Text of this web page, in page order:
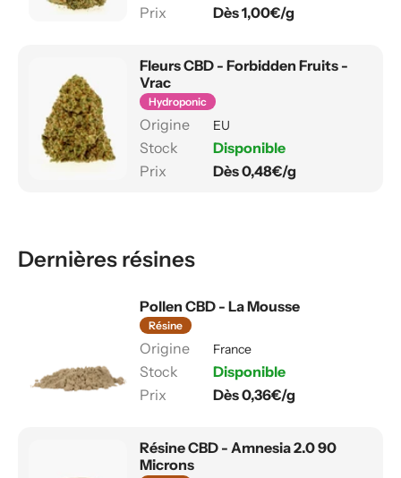
Dès 1,00€/g
Fleurs CBD - Forbidden Fruits -
Vrac
Hydroponic
EU
Disponible
Dès 0,48€/g
Dernières résines
Pollen CBD - La Mousse
Résine
France
Disponible
Dès 0,36€/g
Résine CBD - Amnesia 2.0 90
Microns